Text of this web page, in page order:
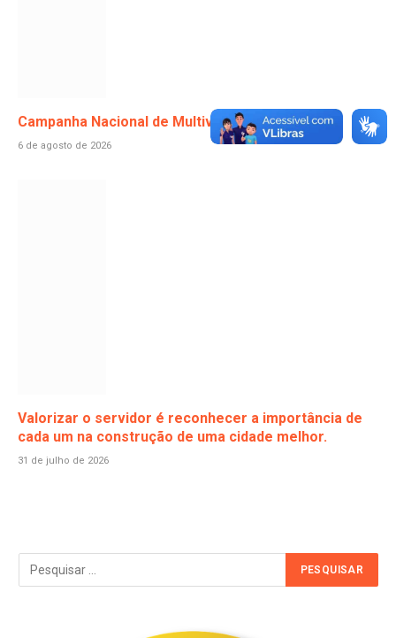
Campanha Nacional de Multivacinação 2026!
6 de agosto de 2026
Valorizar o servidor é reconhecer a importância de
cada um na construção de uma cidade melhor.
31 de julho de 2026